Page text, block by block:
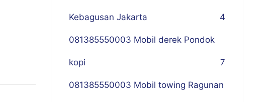
Kebagusan Jakarta 4
081385550003 Mobil derek Pondok
kopi 7
081385550003 Mobil towing Ragunan